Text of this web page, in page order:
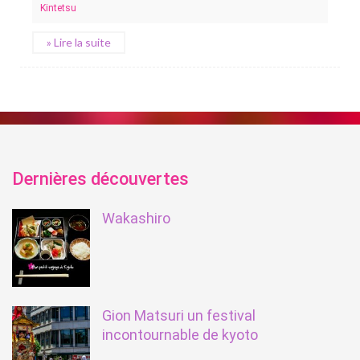
Kintetsu
» Lire la suite
Dernières découvertes
Wakashiro
Gion Matsuri un festival
incontournable de kyoto